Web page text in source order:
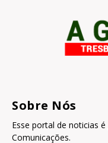
Sobre Nós
Esse portal de noticias
Comunicações.